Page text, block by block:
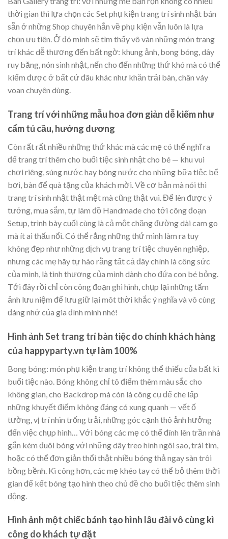
thời gian thì lựa chọn các Set phụ kiện trang trí sinh nhật bán
sẵn ở những Shop chuyên hẳn về phụ kiện vẫn luôn là lựa
chọn ưu tiên. Ở đó mình sẽ tìm thấy vô vàn những món trang
trí khác dễ thương đến bất ngờ: khung ảnh, bong bóng, dây
ruy băng, nón sinh nhật, nến cho đến những thứ khó mà có thể
kiếm được ở bất cứ đâu khác như khăn trải bàn, chân váy
voan chuyên dùng.
Trang trí với những mẫu hoa đơn giản dễ kiếm như
cẩm tú cầu, hướng dương
Còn rất rất nhiều những thứ khác mà các mẹ có thể nghĩ ra
để trang trí thêm cho buổi tiệc sinh nhật cho bé — khu vui
chơi riêng, súng nước hay bóng nước cho những bữa tiệc bể
bơi, bàn để quà tặng của khách mời. Về cơ bản mà nói thì
trang trí sinh nhật thật mệt mà cũng thật vui. Để lên được ý
tưởng, mua sắm, tự làm đồ Handmade cho tới công đoạn
Setup, trình bày cuối cùng là cả một chặng đường dài cam go
mà ít ai thấu nổi. Có thể rằng những thứ mình làm ra tuy
không đẹp như những dịch vụ trang trí tiệc chuyên nghiệp,
nhưng các mẹ hãy tự hào rằng tất cả đây chính là công sức
của mình, là tình thương của mình dành cho đứa con bé bỏng.
Tới đây rồi chỉ còn công đoạn ghi hình, chụp lại những tấm
ảnh lưu niệm để lưu giữ lại môt thời khắc ý nghĩa và vô cùng
đáng nhớ của gia đình mình nhé!
Hình ảnh Set trang trí bàn tiệc do chính khách hàng
của happyparty.vn tự làm 100%
Bong bóng: món phụ kiện trang trí không thể thiếu của bất kì
buổi tiệc nào. Bóng không chỉ tô điểm thêm màu sắc cho
không gian, cho Backdrop mà còn là công cụ để che lấp
những khuyết điểm không đáng có xung quanh — vết ố
tường, vị trí nhìn trống trải, những góc cạnh thô ảnh hưởng
đến việc chụp hình… Với bóng các mẹ có thể đính lên trần nhà
gắn kèm đuôi bóng với những dây treo hình ngôi sao, trái tim,
hoặc có thể đơn giản thổi thật nhiều bóng thả ngay sàn trôi
bồng bềnh. Kì công hơn, các mẹ khéo tay có thể bỏ thêm thời
gian để kết bóng tạo hình theo chủ đề cho buổi tiệc thêm sinh
động.
Hình ảnh một chiếc bánh tạo hình lâu đài vô cùng kì
công do khách tự đặt